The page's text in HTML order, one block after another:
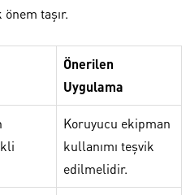
taşır.
Önerilen
Uygulama
Koruyucu ekipman
kullanımı teşvik
edilmelidir.